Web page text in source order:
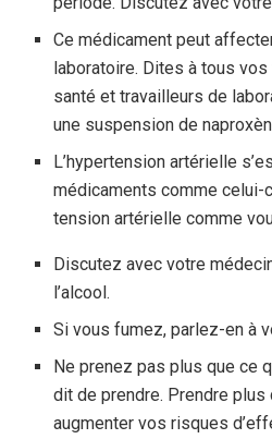
Ce médicament peut
laboratoire. Dites à tous
santé et travailleurs de
une suspension de
L’hypertension artérielle
médicaments comme celui-
tension artérielle comme
Discutez avec votre
l’alcool.
Si vous fumez, parlez-en à
Ne prenez pas plus que ce
dit de prendre. Prendre plus
augmenter vos risques